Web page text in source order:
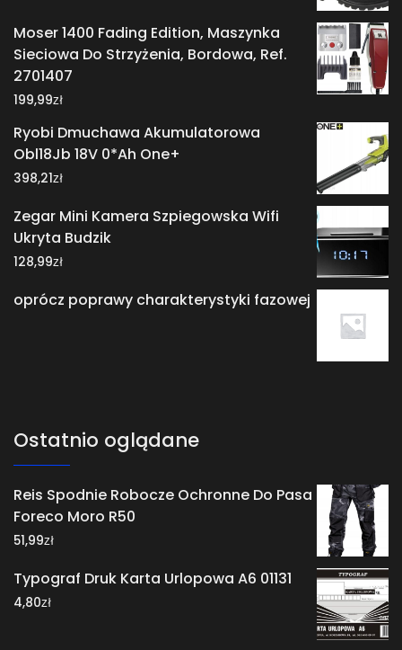
Moser 1400 Fading Edition, Maszynka
Sieciowa Do Strzyżenia, Bordowa, Ref.
2701407
199,99zł
Ryobi Dmuchawa Akumulatorowa
Obl18Jb 18V 0*Ah One+
398,21zł
Zegar Mini Kamera Szpiegowska Wifi
Ukryta Budzik
128,99zł
oprócz poprawy charakterystyki fazowej
Ostatnio oglądane
Reis Spodnie Robocze Ochronne Do Pasa
Foreco Moro R50
51,99zł
Typograf Druk Karta Urlopowa A6 01131
4,80zł